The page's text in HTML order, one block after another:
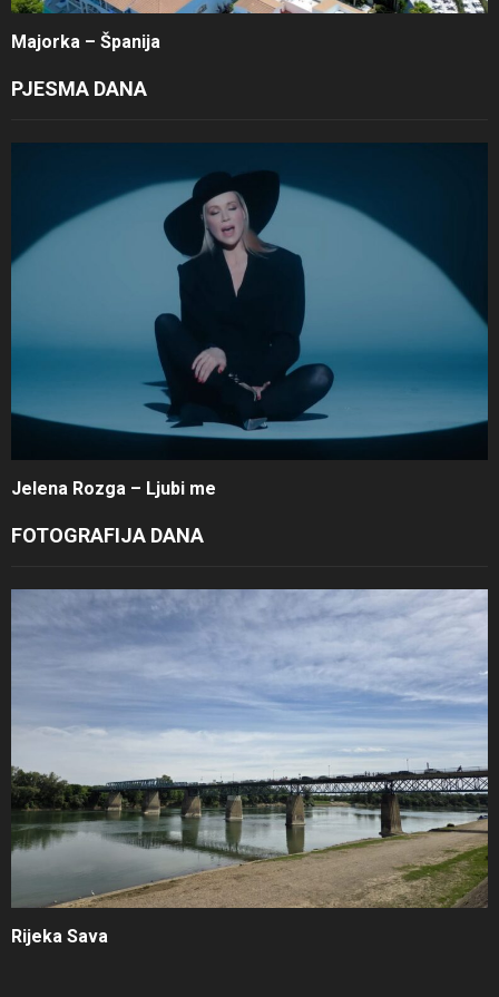
Majorka – Španija
PJESMA DANA
Jelena Rozga – Ljubi me
FOTOGRAFIJA DANA
Rijeka Sava